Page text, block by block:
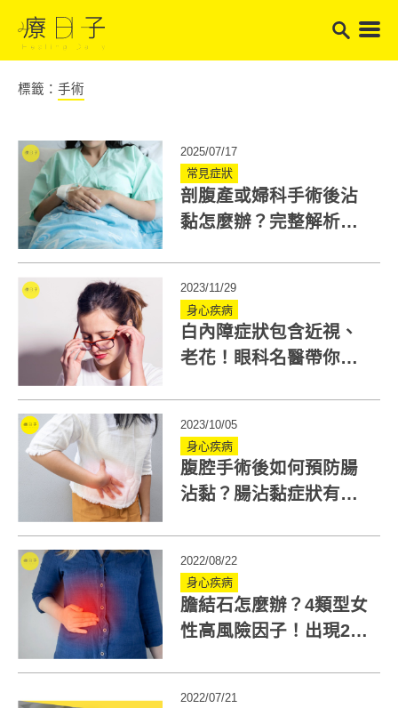
標籤： 手術
2025/07/17
常見症狀
剖腹產或婦科手術後沾
黏怎麼辦？完整解析成
2023/11/29
身心疾病
白內障症狀包含近視、
老花！眼科名醫帶你認
2023/10/05
身心疾病
腹腔手術後如何預防腸
沾黏？腸沾黏症狀有哪
2022/08/22
身心疾病
膽結石怎麼辦？4類型女
性高風險因子！出現2大
2022/07/21